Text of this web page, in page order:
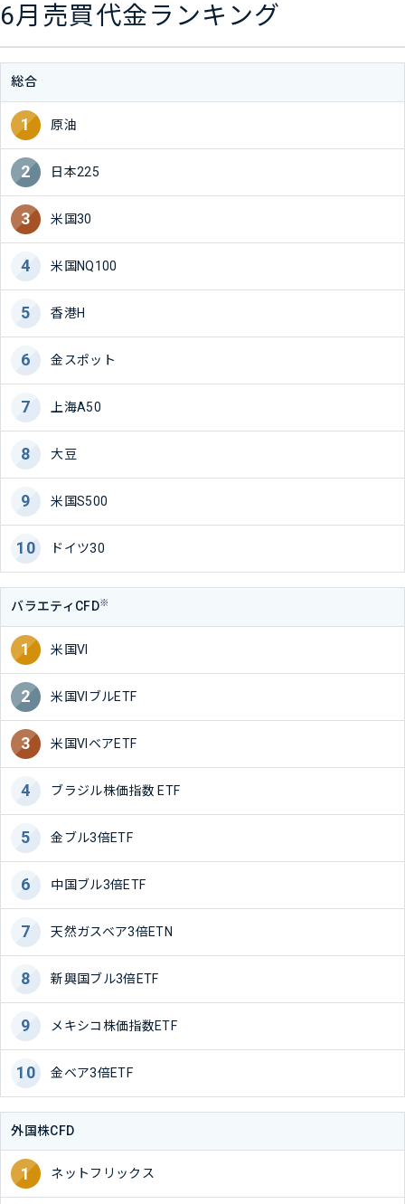
6月売買代金ランキング
総合
原油
日本225
米国30
米国NQ100
香港H
金スポット
上海A50
大豆
米国S500
ドイツ30
バラエティCFD※
米国VI
米国VIブルETF
米国VIベアETF
ブラジル株価指数 ETF
金ブル3倍ETF
中国ブル3倍ETF
天然ガスベア3倍ETN
新興国ブル3倍ETF
メキシコ株価指数ETF
金ベア3倍ETF
外国株CFD
ネットフリックス